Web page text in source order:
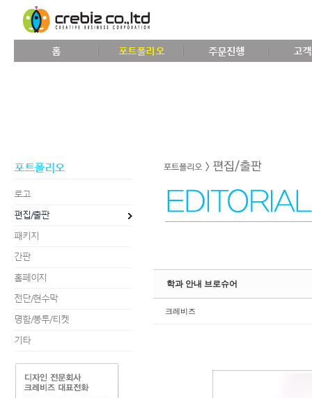
홈 포트폴리오 주문진행 고
포트폴리오
로고
편집/출판
패키지
간판
홈페이지
전단/현수막
명함/봉투/티켓
기타
학과 안내 브로슈어
크레비즈
Sketchbook5, 스케치북5
Sketchbook5, 스케치북5